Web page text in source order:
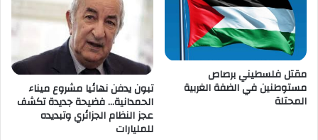
مقتل فلسطيني برصاص
مستوطنين في الضفة الغربية
المحتلة
تبون يدفن نهائيا مشروع ميناء
الحمدانية… فضيحة جديدة تكشف
عجز النظام الجزائري وتبديده
للمليارات